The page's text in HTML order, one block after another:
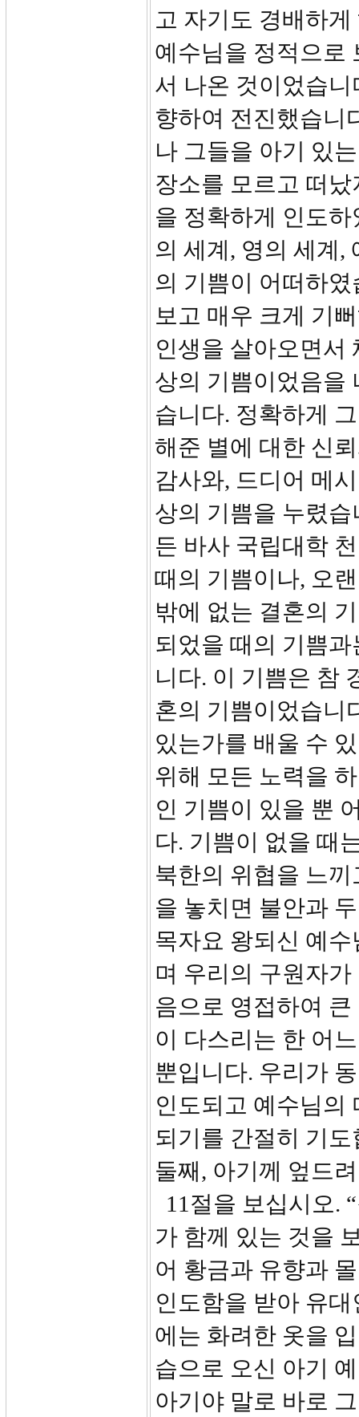
고 자기도 경배하
예수님을 정적으로
서 나온 것이었습
향하여 전진했습니
나 그들을 아기 있
장소를 모르고 떠
을 정확하게 인도
의 세계, 영의 세계,
의 기쁨이 어떠하
보고 매우 크게 기
인생을 살아오면서
상의 기쁨이었음을
습니다. 정확하게
해준 별에 대한 신
감사와, 드디어 메
상의 기쁨을 누렸
든 바사 국립대학
때의 기쁨이나, 오
밖에 없는 결혼의
되었을 때의 기쁨
니다. 이 기쁨은 참
혼의 기쁨이었습니
있는가를 배울 수
위해 모든 노력을
인 기쁨이 있을 뿐
다. 기쁨이 없을 때
북한의 위협을 느
을 놓치면 불안과
목자요 왕되신 예
며 우리의 구원자
음으로 영접하여
이 다스리는 한 어
뿐입니다. 우리가
인도되고 예수님의
되기를 간절히 기도
둘째, 아기께 엎드
11절을 보십시오.
가 함께 있는 것을
어 황금과 유향과
인도함을 받아 유
에는 화려한 옷을
습으로 오신 아기
아기야 말로 바로